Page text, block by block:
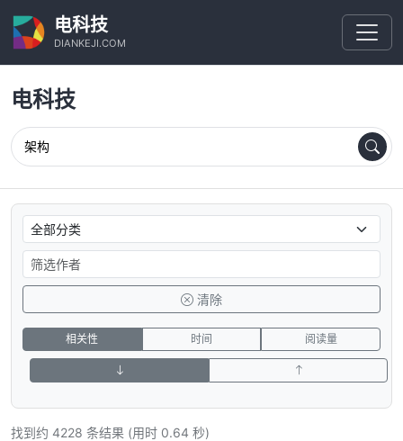
电科技
DIANKEJI.COM
电科技
清除
相关性 时间 阅读量
找到约 4228 条结果 (用时 0.64 秒)